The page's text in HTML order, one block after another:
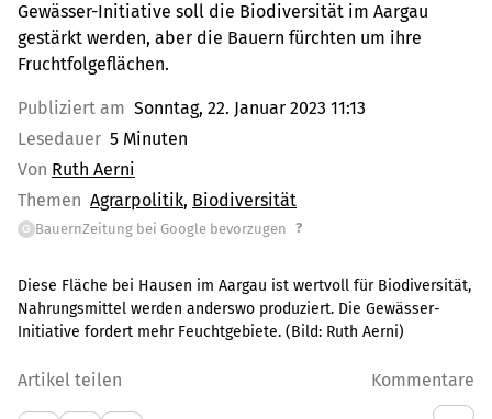
Gewässer-Initiative soll die Biodiversität im Aargau
gestärkt werden, aber die Bauern fürchten um ihre
Fruchtfolgeflächen.
Publiziert am Sonntag, 22. Januar 2023 11:13
Lesedauer 5 Minuten
Von Ruth Aerni
Themen Agrarpolitik Biodiversität
G BauernZeitung bei Google bevorzugen ?
Diese Fläche bei Hausen im Aargau ist wertvoll für Biodiversität,
Nahrungsmittel werden anderswo produziert. Die Gewässer-
Initiative fordert mehr Feuchtgebiete. (Bild: Ruth Aerni)
Artikel teilen Kommentare